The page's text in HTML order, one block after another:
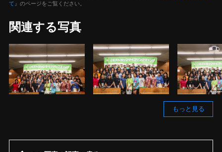
て 』のページをご覧ください。
関連する写真
もっと見る